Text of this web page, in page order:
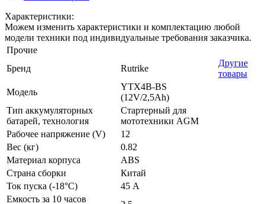
Характеристики:
Можем изменить характеристики и комплектацию любой
модели техники под индивидуальные требования заказчика.
Прочие
Бренд
Rutrike
Другие
товары
Модель
YTX4B-BS
(12V/2,5Ah)
Тип аккумуляторных
батарей, технология
Стартерный для
мототехники AGM
Рабочее напряжение (V)
12
Вес (кг)
0.82
Материал корпуса
ABS
Страна сборки
Китай
Ток пуска (-18°С)
45 А
Емкость за 10 часов